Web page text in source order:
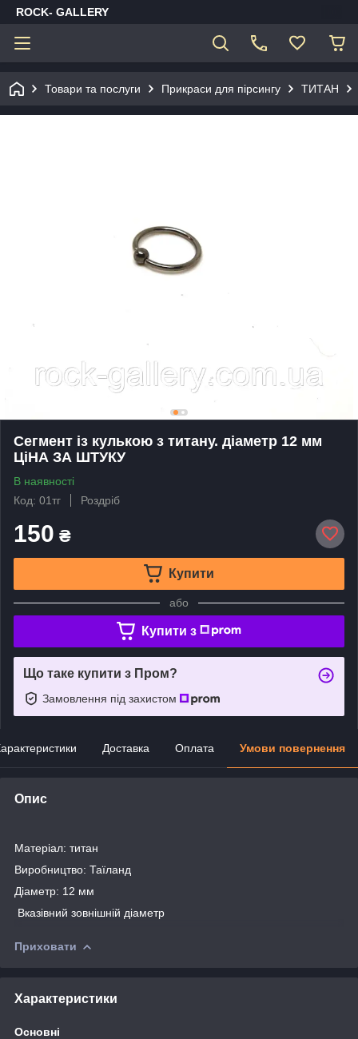
ROCK- GALLERY
Товари та послуги Прикраси для пірсингу ТИТАН
Сегмент із кулькою з титану. діаметр 12 мм
ЦiНА ЗА ШТУКУ
В наявності
Код: 01тг
Роздріб
150 ₴
Купити
або
Купити з
Що таке купити з Пром?
Замовлення під захистом
Доставка Оплата Умови повернення
Опис
Матеріал: титан
Виробництво: Таїланд
Діаметр: 12 мм
Вказівний зовнішній діаметр
Приховати
Характеристики
Основні